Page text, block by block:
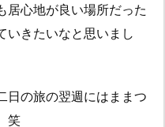
居心地が良い場所だった
いきたいなと思いまし
日の旅の翌週にはままつ
笑